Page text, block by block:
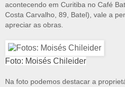
acontecendo em Curitiba no Café
Costa Carvalho, 89, Batel), vale a
apreciar as obras.
Foto: Moisés Chileider
Na foto podemos destacar a